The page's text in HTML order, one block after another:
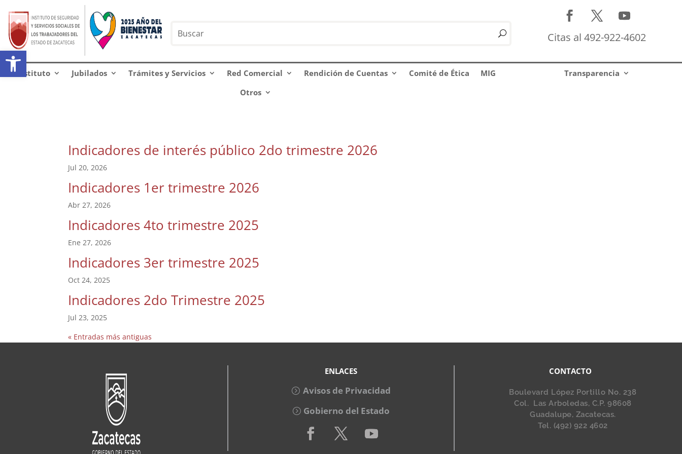
Abrir barra de herramientas
Citas al 492-922-4602
Instituto Jubilados Trámites y Servicios Red Comercial Rendición de Cuentas Comité de Ética
MIG
Otros
Transparencia
Indicadores de interés público 2do trimestre 2026
Jul 20, 2026
Indicadores 1er trimestre 2026
Abr 27, 2026
Indicadores 4to trimestre 2025
Ene 27, 2026
Indicadores 3er trimestre 2025
Oct 24, 2025
Indicadores 2do Trimestre 2025
Jul 23, 2025
« Entradas más antiguas
ENLACES
Avisos de Privacidad
Gobierno del Estado
CONTACTO
Boulevard López Portillo No. 238
Col. Las Arboledas, C.P. 98608
Guadalupe, Zacatecas.
Tel. (492) 922 4602